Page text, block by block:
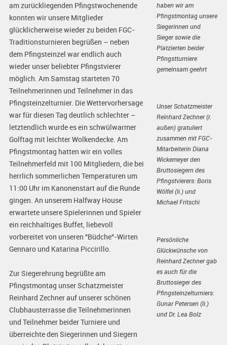
am zurückliegenden Pfingstwochenende
konnten wir unsere Mitglieder
glücklicherweise wieder zu beiden FGC-
Traditionsturnieren begrüßen – neben
dem Pfingsteinzel war endlich auch
wieder unser beliebter Pfingstvierer
möglich. Am Samstag starteten 70
Teilnehmerinnen und Teilnehmer in das
Pfingsteinzelturnier. Die Wettervorhersage
war für diesen Tag deutlich schlechter –
letztendlich wurde es ein schwülwarmer
Golftag mit leichter Wolkendecke. Am
Pfingstmontag hatten wir ein volles
Teilnehmerfeld mit 100 Mitgliedern, die bei
herrlich sommerlichen Temperaturen um
11:00 Uhr im Kanonenstart auf die Runde
gingen. An unserem Halfway House
erwartete unsere Spielerinnen und Spieler
ein reichhaltiges Buffet, liebevoll
vorbereitet von unseren "Büdche"-Wirten
Gennaro und Katarina Piccirillo.
Zur Siegerehrung begrüßte am
Pfingstmontag unser Schatzmeister
Reinhard Zechner auf unserer schönen
Clubhausterrasse die Teilnehmerinnen
und Teilnehmer beider Turniere und
überreichte den Siegerinnen und Siegern
haben wir am
Pfingstmontag unsere
Siegerinnen und
Sieger sowie die
Platzierten beider
Pfingstturniere
gemeinsam geehrt
Unser Schatzmeister
Reinhard Zechner (r.
außen) gratuliert
zusammen mit FGC-
Mitarbeiterin Diana
Wickemeyer den
Bruttosiegern des
Pfingstvierers: Boris
Wölfel (li.) und
Michael Fritschi
Persönliche
Glückwünsche von
Reinhard Zechner gab
es auch für die
Bruttosieger des
Pfingsteinzelturniers:
Gunar Petersen (li.)
und Dr. Lea Bolz